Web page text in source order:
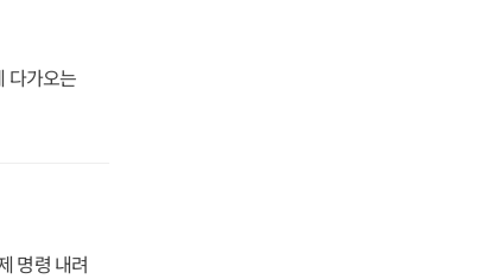
다가오는
명령 내려